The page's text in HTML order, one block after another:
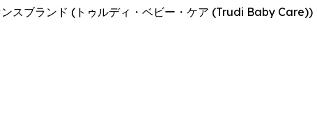
スブランド (トゥルディ・ベビー・ケア (Trudi Baby Care))